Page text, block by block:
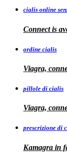
cialis online
Connect is
ordine cialis
Viagra,
pillole di cialis
Viagra,
prescrizione di
Kamagra in